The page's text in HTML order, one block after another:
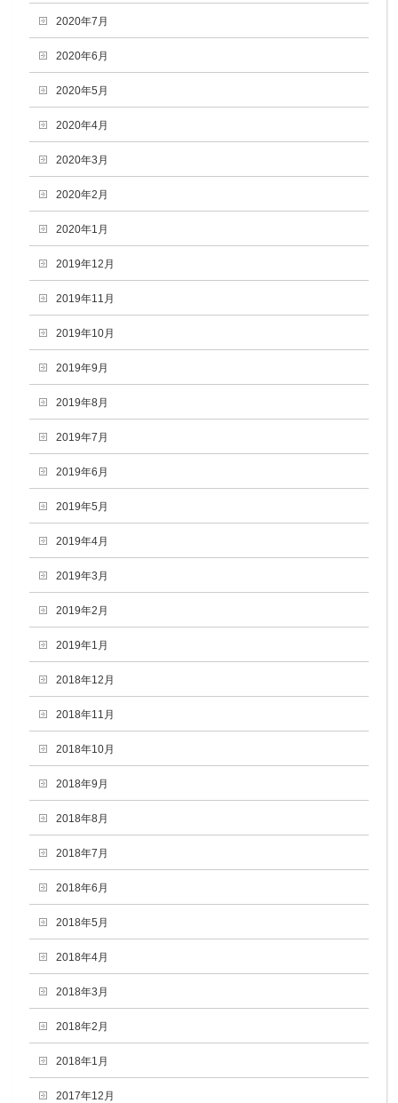
2020年7月
2020年6月
2020年5月
2020年4月
2020年3月
2020年2月
2020年1月
2019年12月
2019年11月
2019年10月
2019年9月
2019年8月
2019年7月
2019年6月
2019年5月
2019年4月
2019年3月
2019年2月
2019年1月
2018年12月
2018年11月
2018年10月
2018年9月
2018年8月
2018年7月
2018年6月
2018年5月
2018年4月
2018年3月
2018年2月
2018年1月
2017年12月